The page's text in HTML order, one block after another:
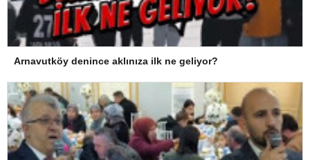
Arnavutköy denince aklınıza ilk ne geliyor?